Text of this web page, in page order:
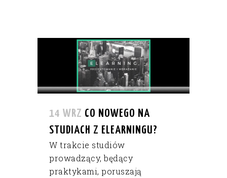
14 WRZ CO NOWEGO NA
STUDIACH Z ELEARNINGU?
W trakcie studiów
prowadzący, będący
praktykami, poruszają